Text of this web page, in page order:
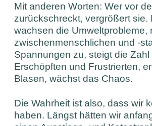
Mit anderen Worten: Wer vor
zurückschreckt, vergrößert sie.
wachsen die Umweltprobleme,
zwischenmenschlichen und -
Spannungen zu, steigt die Zahl
Erschöpften und Frustrierten,
Blasen, wächst das Chaos.
Die Wahrheit ist also, dass wir
haben. Längst hätten wir